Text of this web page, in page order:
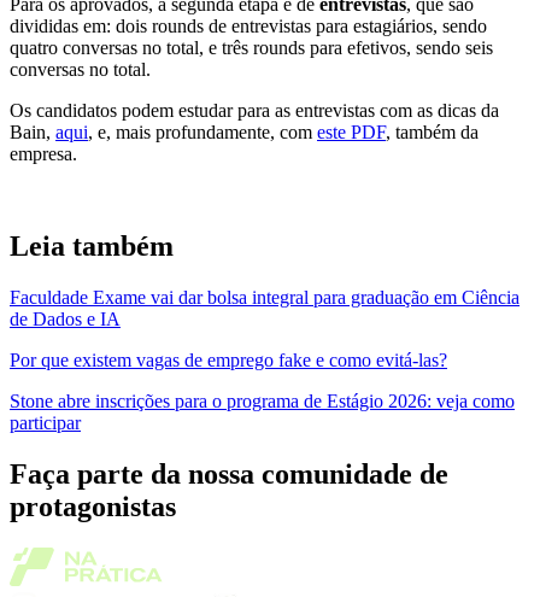
Para os aprovados, a segunda etapa é de entrevistas, que são
divididas em: dois rounds de entrevistas para estagiários, sendo
quatro conversas no total, e três rounds para efetivos, sendo seis
conversas no total.
Os candidatos podem estudar para as entrevistas com as dicas da
Bain, aqui, e, mais profundamente, com este PDF, também da
empresa.
Leia também
Faculdade Exame vai dar bolsa integral para graduação em Ciência
de Dados e IA
Por que existem vagas de emprego fake e como evitá-las?
Stone abre inscrições para o programa de Estágio 2026: veja como
participar
Faça parte da nossa comunidade de
protagonistas